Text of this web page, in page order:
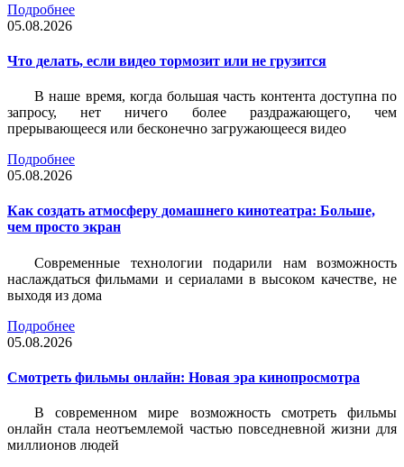
Подробнее
05.08.2026
Что делать, если видео тормозит или не грузится
В наше время, когда большая часть контента доступна по
запросу, нет ничего более раздражающего, чем
прерывающееся или бесконечно загружающееся видео
Подробнее
05.08.2026
Как создать атмосферу домашнего кинотеатра: Больше,
чем просто экран
Современные технологии подарили нам возможность
наслаждаться фильмами и сериалами в высоком качестве, не
выходя из дома
Подробнее
05.08.2026
Смотреть фильмы онлайн: Новая эра кинопросмотра
В современном мире возможность смотреть фильмы
онлайн стала неотъемлемой частью повседневной жизни для
миллионов людей